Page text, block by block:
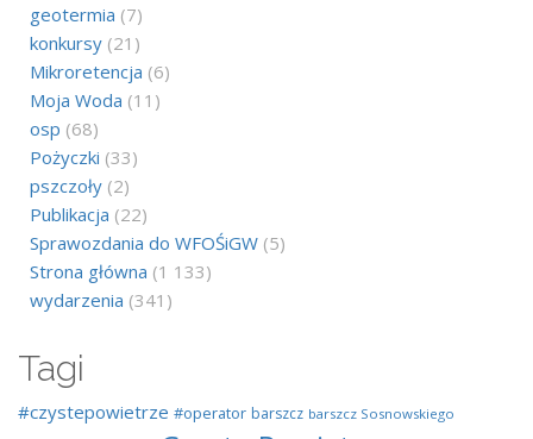
geotermia (7)
konkursy (21)
Mikroretencja (6)
Moja Woda (11)
osp (68)
Pożyczki (33)
pszczoły (2)
Publikacja (22)
Sprawozdania do WFOŚiGW (5)
Strona główna (1 133)
wydarzenia (341)
Tagi
#czystepowietrze #operator barszcz barszcz Sosnowskiego